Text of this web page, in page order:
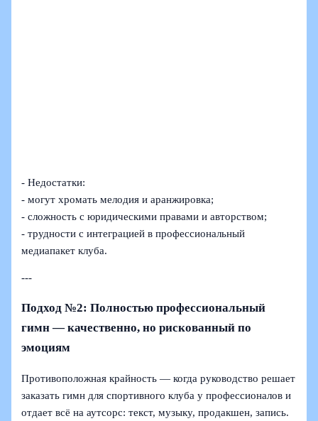
- Недостатки:
- могут хромать мелодия и аранжировка;
- сложность с юридическими правами и авторством;
- трудности с интеграцией в профессиональный
медиапакет клуба.
---
Подход №2: Полностью профессиональный
гимн — качественно, но рискованный по
эмоциям
Противоположная крайность — когда руководство решает
заказать гимн для спортивного клуба у профессионалов и
отдает всё на аутсорс: текст, музыку, продакшен, запись.